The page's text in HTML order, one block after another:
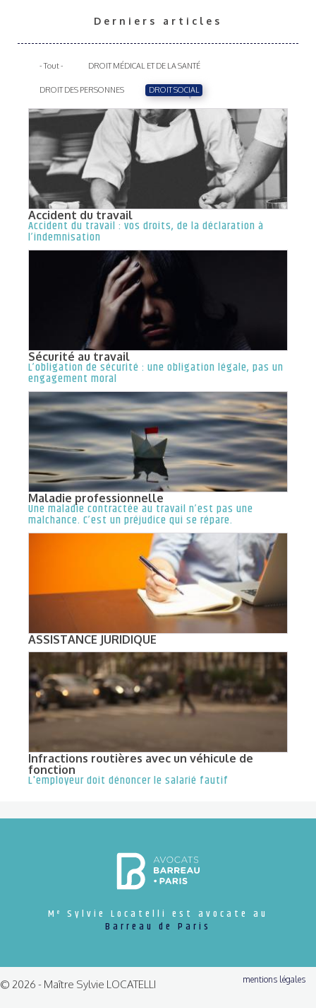
Derniers articles
- Tout - DROIT MÉDICAL ET DE LA SANTÉ
DROIT DES PERSONNES DROIT SOCIAL
Accident du travail
Accident du travail : vos droits, de la déclaration à
l’indemnisation
Sécurité au travail
L’obligation de sécurité : une obligation légale, pas un
engagement moral
Maladie professionnelle
Une maladie contractée au travail n’est pas une
malchance. C’est un préjudice qui se répare.
ASSISTANCE JURIDIQUE
Infractions routières avec un véhicule de
fonction
L'employeur doit dénoncer le salarié fautif
M e
Sylvie Locatelli est avocate au
Barreau de Paris
© 2026 - Maître Sylvie LOCATELLI mentions légales